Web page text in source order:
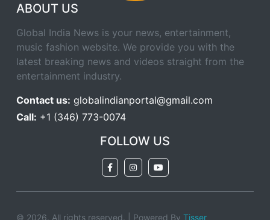
ABOUT US
Global India News is your news, entertainment,
music fashion website. We provide you with the
latest breaking news and videos straight from the
entertainment industry.
Contact us: globalindianportal@gmail.com
Call: +1 (346) 773-0074
FOLLOW US
© 2026. All rights reserved. | Powered By Tisser